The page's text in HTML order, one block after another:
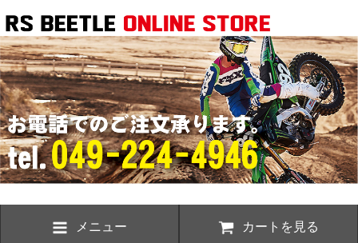
メニュー カートを見る